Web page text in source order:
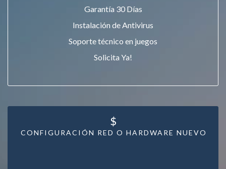
Garantía 30 Días
Instalación de Antivirus
Soporte técnico en juegos
Solicita Ya!
CONFIGURACIÓN RED O HARDWARE NUEVO
$